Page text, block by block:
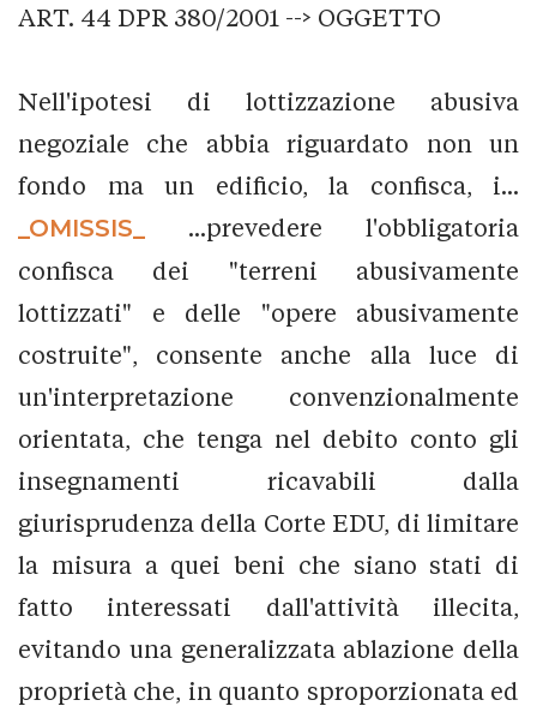
ART. 44 DPR 380/2001 --> OGGETTO
Nell'ipotesi di lottizzazione abusiva
negoziale che abbia riguardato non un
fondo ma un edificio, la confisca, i...
_OMISSIS_
...prevedere l'obbligatoria
confisca dei "terreni abusivamente
lottizzati" e delle "opere abusivamente
costruite", consente anche alla luce di
un'interpretazione convenzionalmente
orientata, che tenga nel debito conto gli
insegnamenti ricavabili dalla
giurisprudenza della Corte EDU, di limitare
la misura a quei beni che siano stati di
fatto interessati dall'attività illecita,
evitando una generalizzata ablazione della
proprietà che, in quanto sproporzionata ed